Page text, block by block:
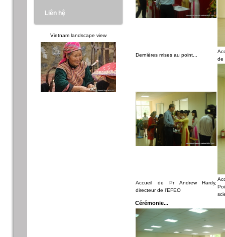
Dernières mises au point...
de
Accueil de Pr Andrew Hardy,
directeur de l'EFEO
Cérémonie...
Liên hệ
Vietnam landscape view